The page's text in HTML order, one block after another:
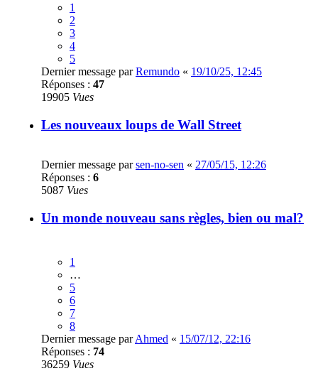
1
2
3
4
5
Dernier message parRemundo « 19/10/25, 12:45
Réponses : 47
19905 Vues
Les nouveaux loups de Wall Street
Dernier message parsen-no-sen « 27/05/15, 12:26
Réponses : 6
5087 Vues
Un monde nouveau sans règles, bien ou mal?
1
…
5
6
7
8
Dernier message parAhmed « 15/07/12, 22:16
Réponses : 74
36259 Vues